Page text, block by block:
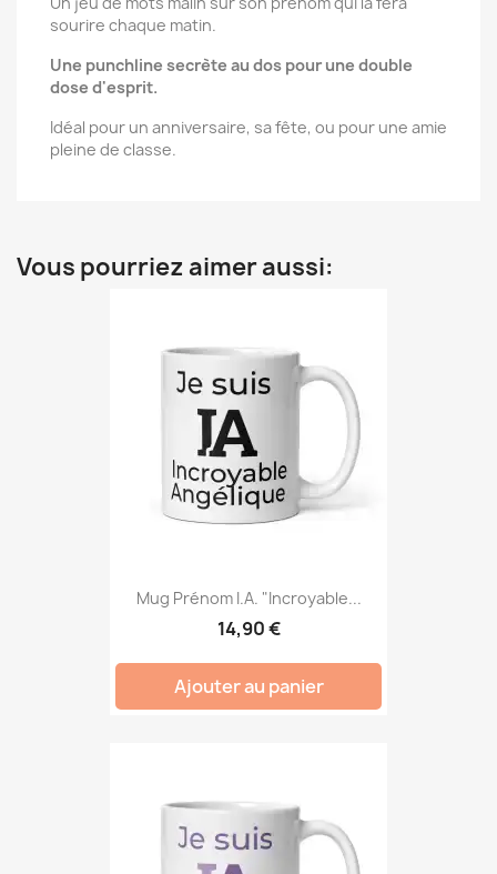
sourire chaque matin.
Une punchline secrète au dos pour une double
dose d'esprit.
Idéal pour un anniversaire, sa fête, ou pour une amie
pleine de classe.
Vous pourriez aimer aussi:
Mug Prénom I.A. "Incroyable...
14,90 €
Ajouter au panier